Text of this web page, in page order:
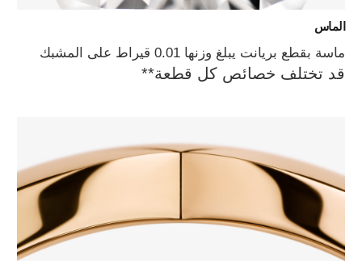
الماس
ماسة بقطع بريانت يبلغ وزنها 0.01 قيراط على المشبك
قد تختلف خصائص كل قطعة**